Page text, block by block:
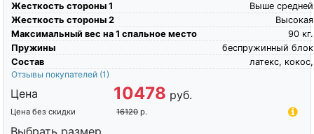
Жесткость стороны 1
Выше средней
Жесткость стороны 2
Высокая
Максимальный вес на 1 спальное место
кг.
90
Пружины
беспружинный блок
Состав
латекс, кокос,
Отзывы покупателей (1)
Цена 10478 руб.
Цена без скидки 16120 р.